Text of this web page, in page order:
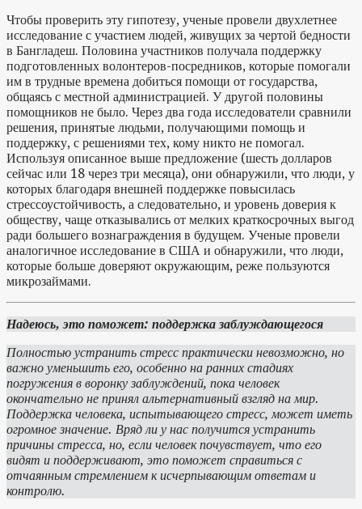
Чтобы проверить эту гипотезу, ученые провели двухлетнее
исследование с участием людей, живущих за чертой бедности
в Бангладеш. Половина участников получала поддержку
подготовленных волонтеров-посредников, которые помогали
им в трудные времена добиться помощи от государства,
общаясь с местной администрацией. У другой половины
помощников не было. Через два года исследователи сравнили
решения, принятые людьми, получающими помощь и
поддержку, с решениями тех, кому никто не помогал.
Используя описанное выше предложение (шесть долларов
сейчас или 18 через три месяца), они обнаружили, что люди, у
которых благодаря внешней поддержке повысилась
стрессоустойчивость, а следовательно, и уровень доверия к
обществу, чаще отказывались от мелких краткосрочных выгод
ради большего вознаграждения в будущем. Ученые провели
аналогичное исследование в США и обнаружили, что люди,
которые больше доверяют окружающим, реже пользуются
микрозаймами.
Надеюсь, это поможет: поддержка заблуждающегося
Полностью устранить стресс практически невозможно, но
важно уменьшить его, особенно на ранних стадиях
погружения в воронку заблуждений, пока человек
окончательно не принял альтернативный взгляд на мир.
Поддержка человека, испытывающего стресс, может иметь
огромное значение. Вряд ли у нас получится устранить
причины стресса, но, если человек почувствует, что его
видят и поддерживают, это поможет справиться с
отчаянным стремлением к исчерпывающим ответам и
контролю.